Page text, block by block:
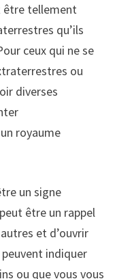
être tellement
qu’ils
ceux qui ne se
ou
diverses
royaume
un signe
être un rappel
et d’ouvrir
indiquer
ou que vous vous